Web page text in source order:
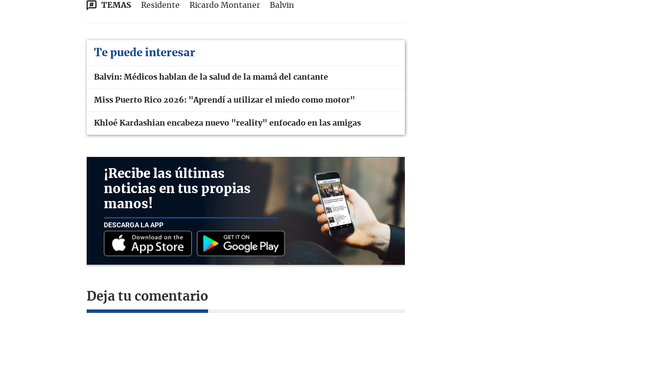
TEMAS Residente Ricardo Montaner Balvin
Te puede interesar
Balvin: Médicos hablan de la salud de la mamá del cantante
Miss Puerto Rico 2026: "Aprendí a utilizar el miedo como motor"
Khloé Kardashian encabeza nuevo "reality" enfocado en las amigas
¡Recibe las últimas
noticias en tus propias
manos!
DESCARGA LA APP
Deja tu comentario